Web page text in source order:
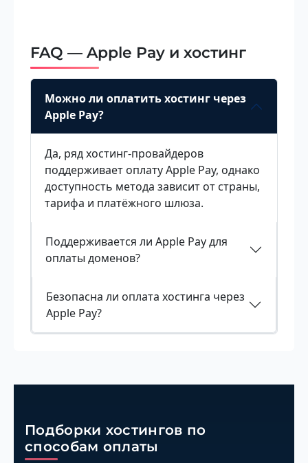
FAQ — Apple Pay и хостинг
Можно ли оплатить хостинг через
Apple Pay?
Да, ряд хостинг-провайдеров
поддерживает оплату Apple Pay, однако
доступность метода зависит от страны,
тарифа и платёжного шлюза.
Поддерживается ли Apple Pay для
оплаты доменов?
Безопасна ли оплата хостинга через
Apple Pay?
Подборки хостингов по
способам оплаты